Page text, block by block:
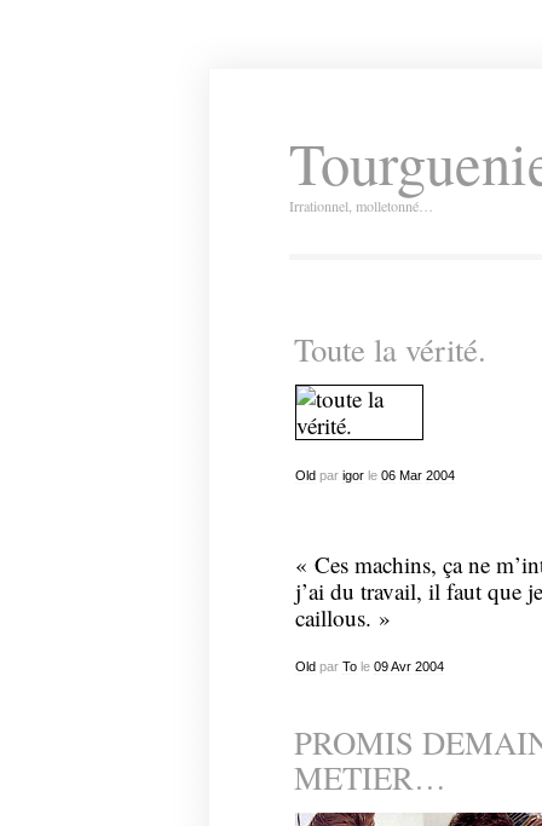
Irrationnel, molletonné…
Toute la vérité.
Oldpar igorle 06 Mar 2004
« Ces machins, ça ne
j’ai du travail, il faut que
caillous. »
Oldpar Tole 09 Avr 2004
PROMIS
METIER…